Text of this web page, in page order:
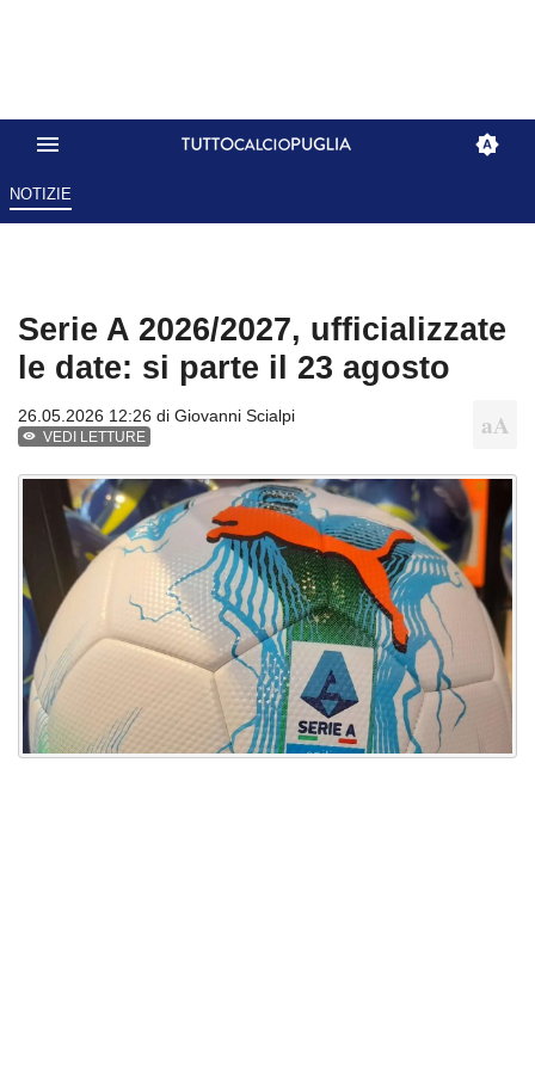
NOTIZIE
Serie A 2026/2027, ufficializzate
le date: si parte il 23 agosto
26.05.2026 12:26 di Giovanni Scialpi
VEDI LETTURE